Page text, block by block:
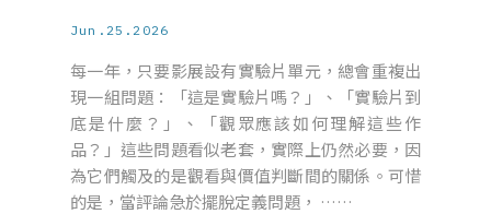
Jun.25.2026
每一年，只要影展設有實驗片單元，總會重複出
現一組問題：「這是實驗片嗎？」、「實驗片到
底是什麼？」、「觀眾應該如何理解這些作
品？」這些問題看似老套，實際上仍然必要，因
為它們觸及的是觀看與價值判斷間的關係。可惜
的是，當評論急於擺脫定義問題， ……